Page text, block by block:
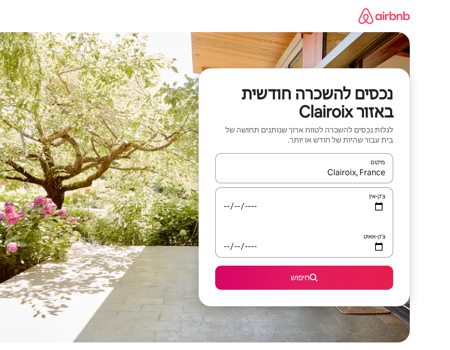
נכסים להשכרה חודשית
באזור Clairoix
לגלות נכסים להשכרה לטווח ארוך שנותנים תחושה של
בית עבור שהיות של חודש או יותר.
מיקום
כאשר התוצאות יהיו זמינות, יש לנווט עם מקשי החיצים למעלה ולמטה או לעיין בעזרת תנועות מגע או החלקה.
צ'ק-אין
צ'ק-אאוט
חיפוש